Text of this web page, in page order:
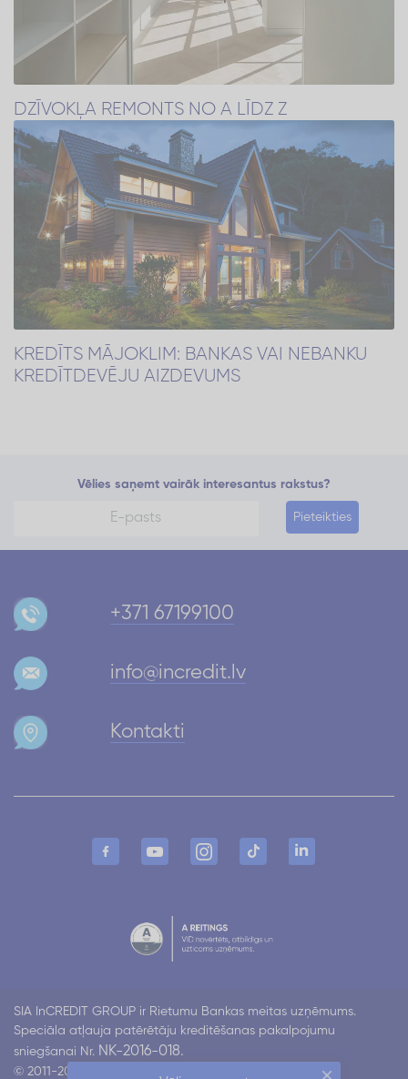
DZĪVOKĻA REMONTS NO A LĪDZ Z
KREDĪTS MĀJOKLIM: BANKAS VAI NEBANKU
KREDĪTDEVĒJU AIZDEVUMS
Vēlies saņemt vairāk interesantus rakstus?
Pieteikties
+371 67199100
info@incredit.lv
Kontakti
SIA InCREDIT GROUP ir Rietumu Bankas meitas uzņēmums.
Speciāla atļauja patērētāju kreditēšanas pakalpojumu
sniegšanai Nr. NK-2016-018.
© 2011-2026 Incredit